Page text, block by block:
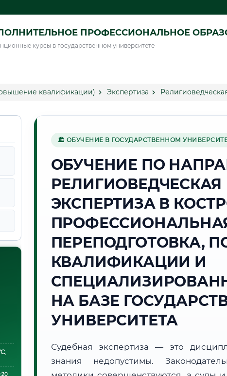
ПРОФЕССИОНАЛЬНОЕ
курсы в государственном университете
квалификации) Экспертиза
,
🏛 ОБУЧЕНИЕ В ГОСУДАРСТВЕННОМ
ОБУЧЕНИЕ ПО
РЕЛИГИОВЕДЧЕСКАЯ
ЭКСПЕРТИЗА В
ПЕРЕПОДГОТОВКА,
КВАЛИФИКАЦИИ И
НА БАЗЕ
УНИВЕРСИТЕТА
Судебная экспертиза — это
знания недопустимы.